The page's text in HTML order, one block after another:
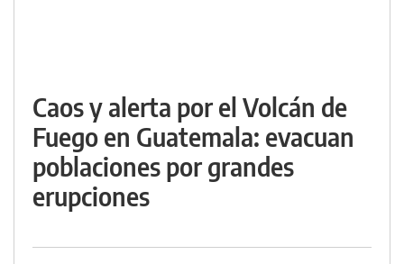
Caos y alerta por el Volcán de
Fuego en Guatemala: evacuan
poblaciones por grandes
erupciones